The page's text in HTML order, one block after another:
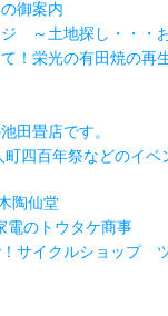
御案内
ジ ～土地探し・・・
！栄光の有田焼の再
田畳店です。
四百年祭などのイベ
陶仙堂
電のトウタケ商事
！サイクルショップ